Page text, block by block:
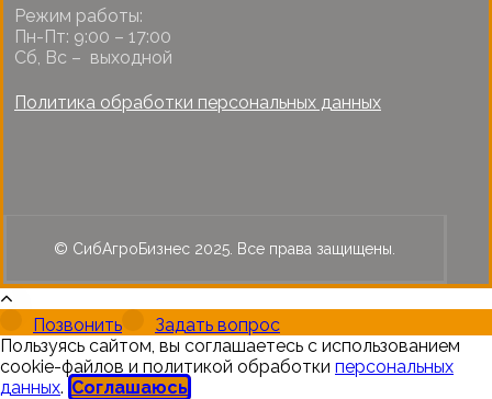
Режим работы:
Пн-Пт: 9:00 – 17:00
Сб, Вс – выходной
Политика обработки персональных данных
© СибАгроБизнес 2025. Все права защищены.
Позвонить
Задать вопрос
Пользуясь сайтом, вы соглашаетесь с использованием
cookie-файлов и политикой обработки персональных
данных. Соглашаюсь